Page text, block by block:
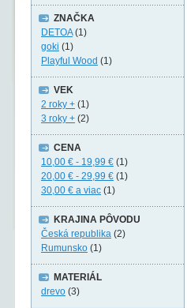
ZNAČKA
DETOA(1)
goki (1)
Playful Wood (1)
VEK
2 roky + (1)
3 roky + (2)
CENA
10,00 € - 19,99 € (1)
20,00 € - 29,99 € (1)
30,00 € a viac (1)
KRAJINA PÔVODU
Česká republika (2)
Rumunsko (1)
MATERIÁL
drevo (3)